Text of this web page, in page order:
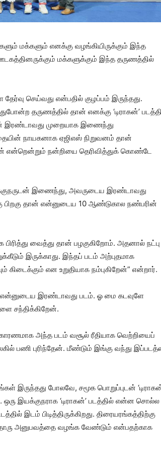
மக்களும் எனக்கு வழங்கியிருக்கும் இந்த
மக்களுக்கும் இந்த தருணத்தில்
தேர்வு செய்வது என்பதில் குழப்பம் இருந்தது.
தருணத்தில் தான் எனக்கு ‘டிராகன்’
இரண்டாவது முறையாக இணைந்து
நாயகனாக ஏஜிஎஸ் நிறுவனம் தான்
என்றென்றும் நன்றியை தெரிவித்துக் கொண்டே
இணைந்து, அவருடைய இரண்டாவது
பிறகு தான் என்னுடைய 10 ஆண்டுகால நண்பரின்
வைத்து தான் பழகுகிறோம். அதனால் நட்பு
இருக்காது. இந்தப் படம் அற்புதமாக
கிடைக்கும் என உறுதியாக நம்புகிறேன்” என்றார்.
என்னுடைய இரண்டாவது படம். ஓ மை கடவுளே
சந்திக்கிறேன்.
அந்த படம் வசூல் ரீதியாக வெற்றியைப்
பணி புரிந்தேன். மீண்டும் இங்கு வந்து
இருந்தது போலவே, சமூக பொறுப்புடன்
இயக்குநராக ‘டிராகன்’ படத்தில் என்ன சொல்ல
இடம் பிடித்திருக்கிறது. திரையரங்கத்திற்கு
அனுபவத்தை வழங்க வேண்டும் என்பதற்காக